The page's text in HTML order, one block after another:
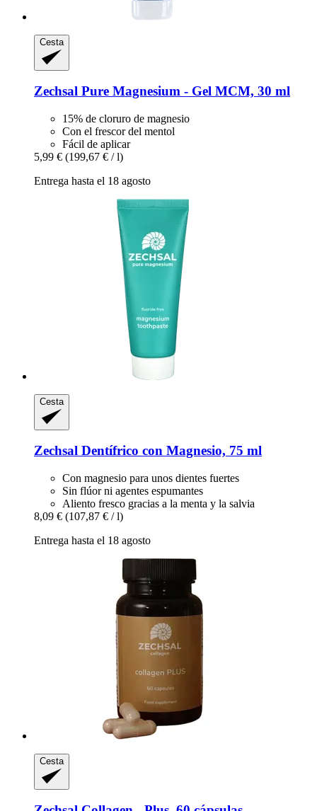
Cesta
Zechsal Pure Magnesium -​ Gel MCM, 30 ml
15% de cloruro de magnesio
Con el frescor del mentol
Fácil de aplicar
5,99 € (199,67 € / l)
Entrega hasta el 18 agosto
Cesta
Zechsal Dentífrico con Magnesio, 75 ml
Con magnesio para unos dientes fuertes
Sin flúor ni agentes espumantes
Aliento fresco gracias a la menta y la salvia
8,09 € (107,87 € / l)
Entrega hasta el 18 agosto
Cesta